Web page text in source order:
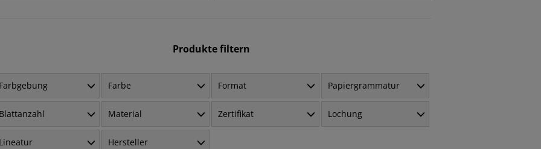
Produkte filtern
Farbgebung Farbe Format Papiergrammatur
Blattanzahl Material Zertifikat Lochung
Lineatur Hersteller